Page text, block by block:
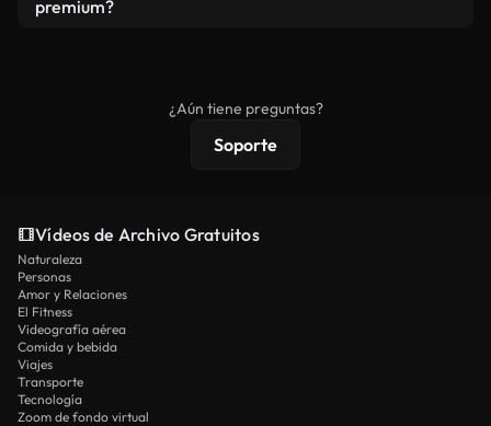
premium?
protecciones de licencia extendidas.
¿Aún tiene preguntas?
Soporte
Vídeos de Archivo Gratuitos
Naturaleza
Personas
Amor y Relaciones
El Fitness
Videografía aérea
Comida y bebida
Viajes
Transporte
Tecnología
Zoom de fondo virtual